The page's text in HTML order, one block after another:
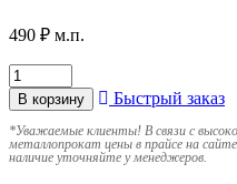
490 ₽ м.п.
В корзину Быстрый заказ
*Уважаемые клиенты! В связи с
металлопрокат цены в прайсе на
наличие уточняйте у менеджеров.